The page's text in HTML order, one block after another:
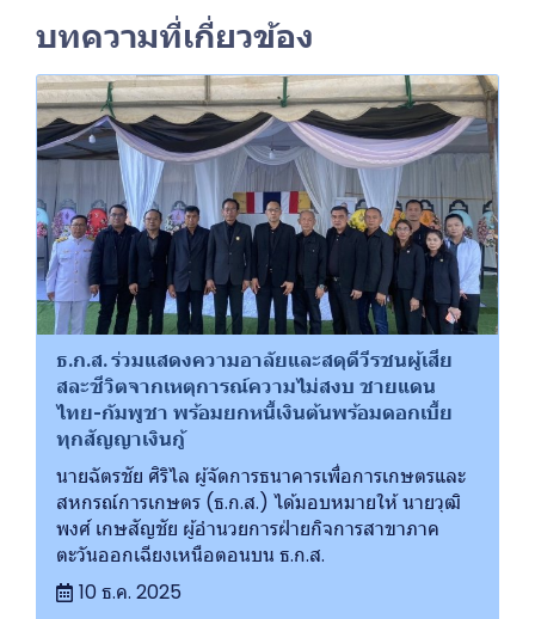
บทความที่เกี่ยวข้อง
ธ.ก.ส. ร่วมแสดงความอาลัยและสดุดีวีรชนผู้เสีย
สละชีวิตจากเหตุการณ์ความไม่สงบ ชายแดน
ไทย-กัมพูชา พร้อมยกหนี้เงินต้นพร้อมดอกเบี้ย
ทุกสัญญาเงินกู้
นายฉัตรชัย ศิริไล ผู้จัดการธนาคารเพื่อการเกษตรและ
สหกรณ์การเกษตร (ธ.ก.ส.) ได้มอบหมายให้ นายวุฒิ
พงศ์ เกษสัญชัย ผู้อำนวยการฝ่ายกิจการสาขาภาค
ตะวันออกเฉียงเหนือตอนบน ธ.ก.ส.
10 ธ.ค. 2025